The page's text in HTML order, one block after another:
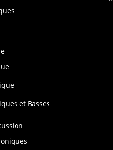
et Basses